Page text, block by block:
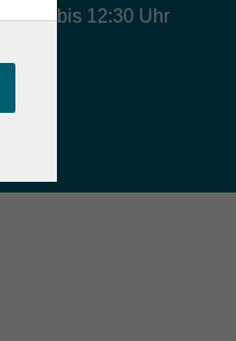
9:00 bis 12:30 Uhr